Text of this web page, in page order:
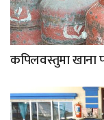
कपिलवस्तुमा खाना